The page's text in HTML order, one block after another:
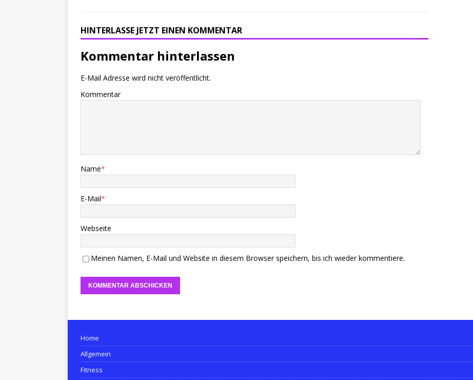
HINTERLASSE JETZT EINEN KOMMENTAR
Kommentar hinterlassen
E-Mail Adresse wird nicht veröffentlicht.
Kommentar
Name*
E-Mail*
Webseite
Meinen Namen, E-Mail und Website in diesem Browser speichern, bis ich wieder kommentiere.
Home
Allgemein
Fitness